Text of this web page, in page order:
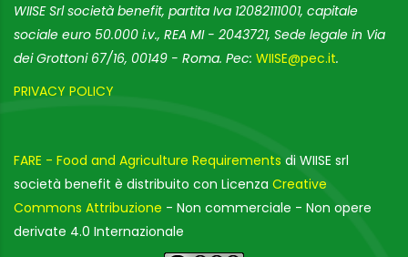
WIISE Srl società benefit, partita Iva 12082111001, capitale
sociale euro 50.000 i.v., REA MI - 2043721, Sede legale in Via
dei Grottoni 67/16, 00149 - Roma. Pec: WIISE@pec.it.
PRIVACY POLICY
FARE - Food and Agriculture Requirements di WIISE srl
società benefit è distribuito con Licenza Creative
Commons Attribuzione - Non commerciale - Non opere
derivate 4.0 Internazionale